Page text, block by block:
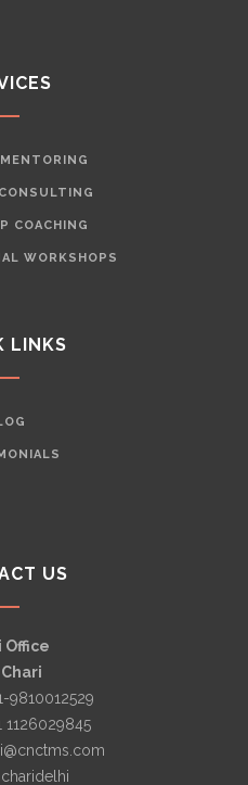
COACHING
WORKSHOPS
LINKS
US
Office
Chari
9810012529
1126029845
charidelhi